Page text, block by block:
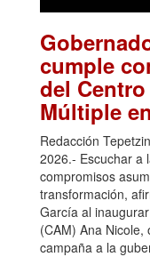
cumple
del
Múltiple
Redacción
2026.- Escuchar a
compromisos
transformación,
García al
(CAM) Ana
campaña a la